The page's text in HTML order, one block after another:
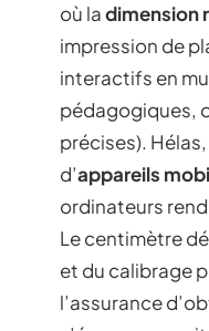
où ladimension
impression de
interactifs en
pédagogiques,
précises).
d’appareils
ordinateurs
Le centimètre
et du calibrage
l’assurance